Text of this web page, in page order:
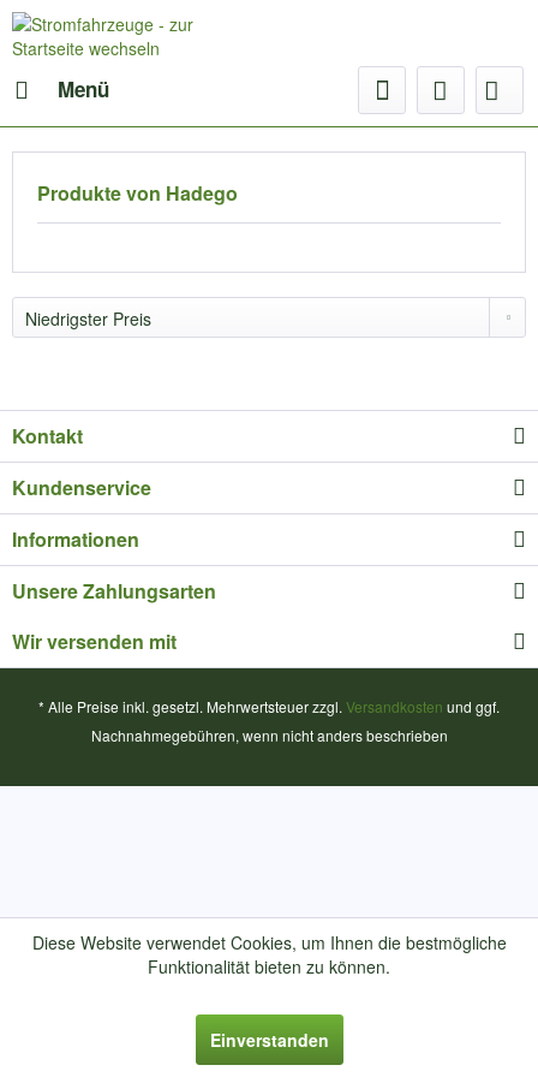
Menü
Produkte von Hadego
Kontakt
Kundenservice
Informationen
Unsere Zahlungsarten
Wir versenden mit
* Alle Preise inkl. gesetzl. Mehrwertsteuer zzgl. Versandkosten und ggf.
Nachnahmegebühren, wenn nicht anders beschrieben
Diese Website verwendet Cookies, um Ihnen die bestmögliche
Funktionalität bieten zu können.
Einverstanden